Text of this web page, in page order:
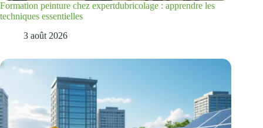
Formation peinture chez expertdubricolage : apprendre les
techniques essentielles
3 août 2026